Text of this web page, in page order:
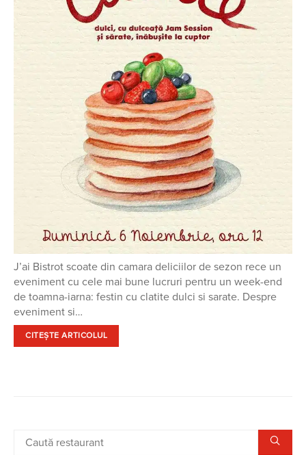
J’ai Bistrot scoate din camara deliciilor de sezon rece un
eveniment cu cele mai bune lucruri pentru un week-end
de toamna-iarna: festin cu clatite dulci si sarate. Despre
eveniment si…
CITEȘTE ARTICOLUL